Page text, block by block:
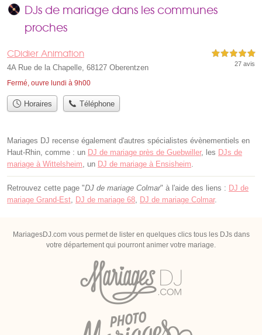
DJs de mariage dans les communes
proches
CDidier Animation
4A Rue de la Chapelle, 68127 Oberentzen
Fermé, ouvre lundi à 9h00
5,0 étoiles sur 5
27 avis
Horaires Téléphone
Mariages DJ recense également d'autres spécialistes évènementiels en
Haut-Rhin, comme : un DJ de mariage près de Guebwiller, les DJs de
mariage à Wittelsheim, un DJ de mariage à Ensisheim.
Retrouvez cette page "DJ de mariage Colmar" à l'aide des liens : DJ de
mariage Grand-Est, DJ de mariage 68, DJ de mariage Colmar.
MariagesDJ.com vous permet de lister en quelques clics tous les DJs dans
votre département qui pourront animer votre mariage.